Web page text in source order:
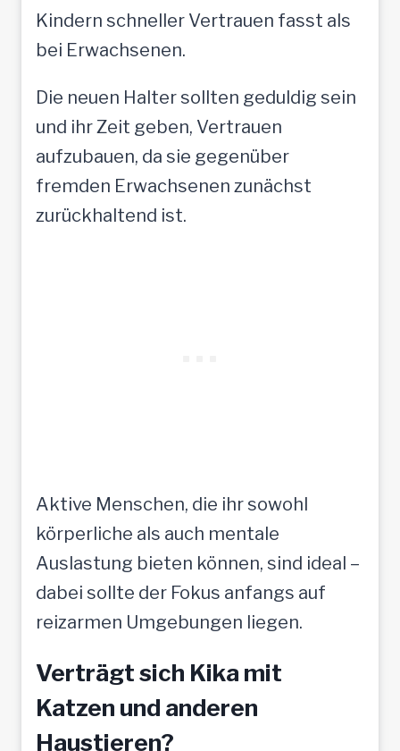
Kindern schneller Vertrauen fasst als
bei Erwachsenen.
Die neuen Halter sollten geduldig sein
und ihr Zeit geben, Vertrauen
aufzubauen, da sie gegenüber
fremden Erwachsenen zunächst
zurückhaltend ist.
Aktive Menschen, die ihr sowohl
körperliche als auch mentale
Auslastung bieten können, sind ideal –
dabei sollte der Fokus anfangs auf
reizarmen Umgebungen liegen.
Verträgt sich Kika mit
Katzen und anderen
Haustieren?